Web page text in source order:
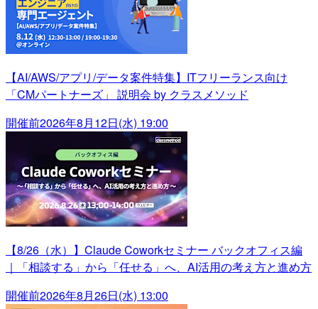
【AI/AWS/アプリ/データ案件特集】ITフリーランス向け
「CMパートナーズ」 説明会 by クラスメソッド
開催前2026年8月12日(水) 19:00
【8/26（水）】Claude Coworkセミナー バックオフィス編
｜「相談する」から「任せる」へ、AI活用の考え方と進め方
開催前2026年8月26日(水) 13:00